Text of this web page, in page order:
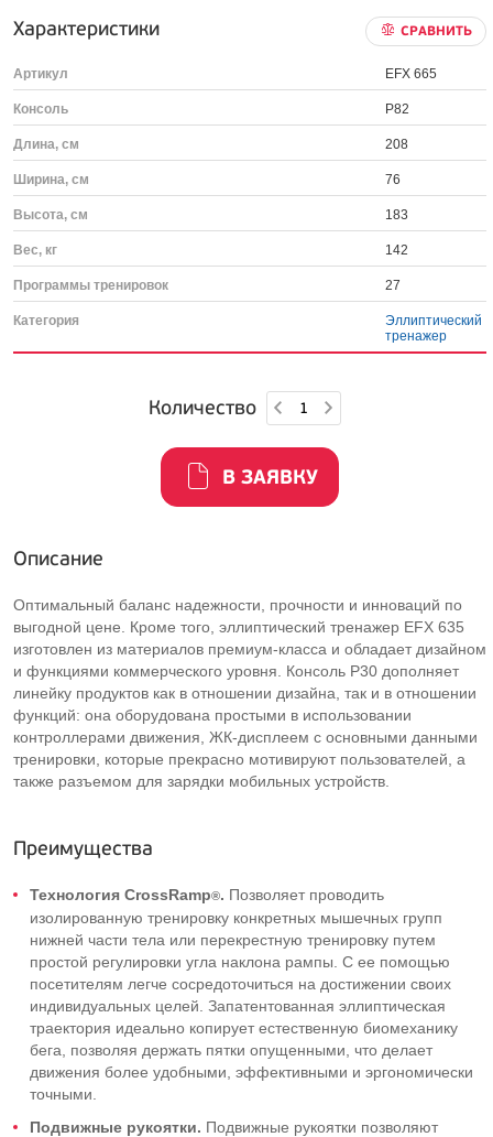
Характеристики СРАВНИТЬ
Артикул EFX 665
Консоль P82
Длина, см 208
Ширина, см 76
Высота, см 183
Вес, кг 142
Программы тренировок 27
Категория
Эллиптический
тренажер
Количество
В ЗАЯВКУ
Описание
Оптимальный баланс надежности, прочности и инноваций по
выгодной цене. Кроме того, эллиптический тренажер EFX 635
изготовлен из материалов премиум-класса и обладает дизайном
и функциями коммерческого уровня. Консоль P30 дополняет
линейку продуктов как в отношении дизайна, так и в отношении
функций: она оборудована простыми в использовании
контроллерами движения, ЖК-дисплеем с основными данными
тренировки, которые прекрасно мотивируют пользователей, а
также разъемом для зарядки мобильных устройств.
Преимущества
Технология CrossRamp®. Позволяет проводить
изолированную тренировку конкретных мышечных групп
нижней части тела или перекрестную тренировку путем
простой регулировки угла наклона рампы. С ее помощью
посетителям легче сосредоточиться на достижении своих
индивидуальных целей. Запатентованная эллиптическая
траектория идеально копирует естественную биомеханику
бега, позволяя держать пятки опущенными, что делает
движения более удобными, эффективными и эргономически
точными.
Подвижные рукоятки. Подвижные рукоятки позволяют